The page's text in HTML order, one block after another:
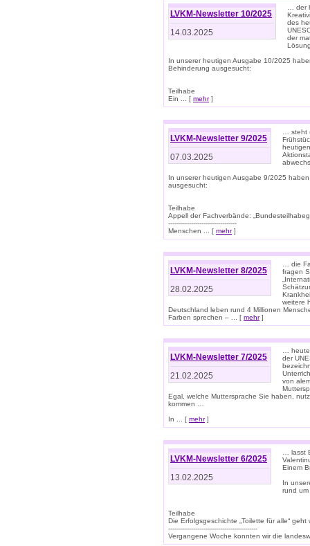
LVKM-Newsletter 10/2025
14.03.2025
… der
des
der
In unserer heutigen Ausgabe 10/2025
Behinderung ausgesucht:
Teilhabe
Ein ... [ mehr]
LVKM-Newsletter 9/2025
07.03.2025
… steht
In unserer heutigen Ausgabe 9/2025
ausgesucht:
Teilhabe
Appell der Fachverbände:
---------------------------------
Menschen ... [ mehr]
LVKM-Newsletter 8/2025
28.02.2025
… die
fragen
weitere
Deutschland leben rund 4 Millionen
Farben sprechen – ... [ mehr]
LVKM-Newsletter 7/2025
21.02.2025
…
der
von
Egal, welche Muttersprache Sie haben,
kommen …
In ... [ mehr]
LVKM-Newsletter 6/2025
13.02.2025
… lasst
Einem
In
rund
Teilhabe
Die Erfolgsgeschichte „Toilette für alle“
-------------------------------------------
Vergangene Woche konnten wir die